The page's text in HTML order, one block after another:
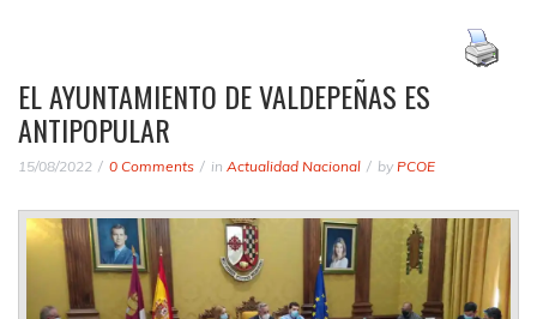
EL AYUNTAMIENTO DE VALDEPEÑAS ES
ANTIPOPULAR
15/08/2022 0 Comments in Actualidad Nacional by PCOE